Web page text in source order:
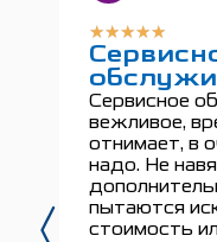
★★★★★
Сервисное
вежливое,
отнимает, в
надо. Не
пытаются
стоимость